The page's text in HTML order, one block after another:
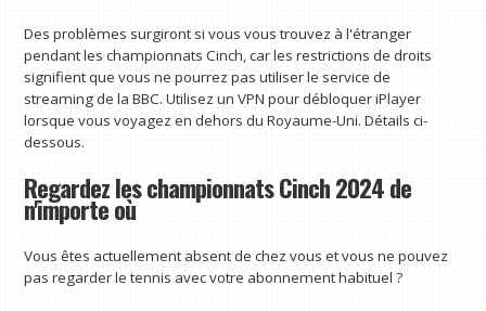
Des problèmes surgiront si vous vous trouvez à l'étranger
pendant les championnats Cinch, car les restrictions de droits
signifient que vous ne pourrez pas utiliser le service de
streaming de la BBC. Utilisez un VPN pour débloquer iPlayer
lorsque vous voyagez en dehors du Royaume-Uni. Détails ci-
dessous.
Regardez les championnats Cinch 2024 de
n'importe où
Vous êtes actuellement absent de chez vous et vous ne pouvez
pas regarder le tennis avec votre abonnement habituel ?